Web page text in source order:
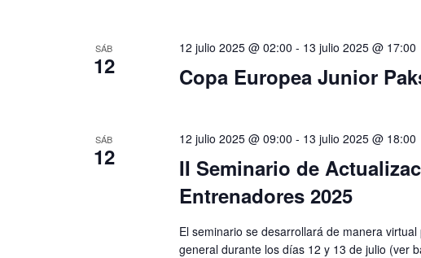
SÁB
12 Copa Europea Junior
12 julio 2025 @ 02:00 - 13 julio 2025 @ 17:00
SÁB
12
II Seminario de
Entrenadores 2025
12 julio 2025 @ 09:00 - 13 julio 2025 @ 18:00
El seminario se desarrollará de manera
general durante los días 12 y 13 de julio (ver